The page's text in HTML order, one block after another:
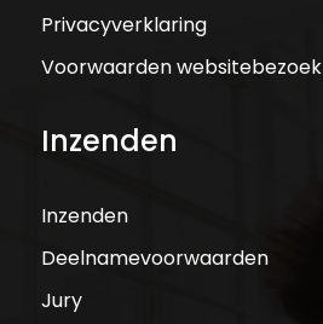
Privacyverklaring
Voorwaarden websitebezoek
Inzenden
Inzenden
Deelnamevoorwaarden
Jury